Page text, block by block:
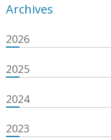
Archives
2026
2025
2024
2023